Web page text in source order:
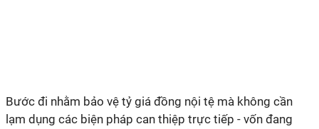
Bước đi nhằm bảo vệ tỷ giá đồng nội tệ mà không cần
lạm dụng các biện pháp can thiệp trực tiếp - vốn đang